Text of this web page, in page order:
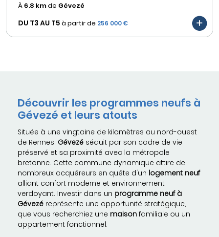
À 6.8 kmde Gévezé
DU T3 AU T5 à partir de 256 000 €
Découvrir les programmes neufs à
Gévezé et leurs atouts
Située à une vingtaine de kilomètres au nord-ouest
de Rennes, Gévezé séduit par son cadre de vie
préservé et sa proximité avec la métropole
bretonne. Cette commune dynamique attire de
nombreux acquéreurs en quête d'un logement neuf
alliant confort moderne et environnement
verdoyant. Investir dans un programme neuf à
Gévezé représente une opportunité stratégique,
que vous recherchiez une maisonfamiliale ou un
appartement fonctionnel.